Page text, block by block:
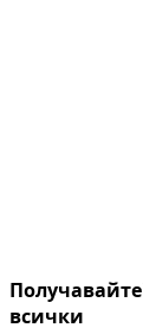
Получавайте
всички